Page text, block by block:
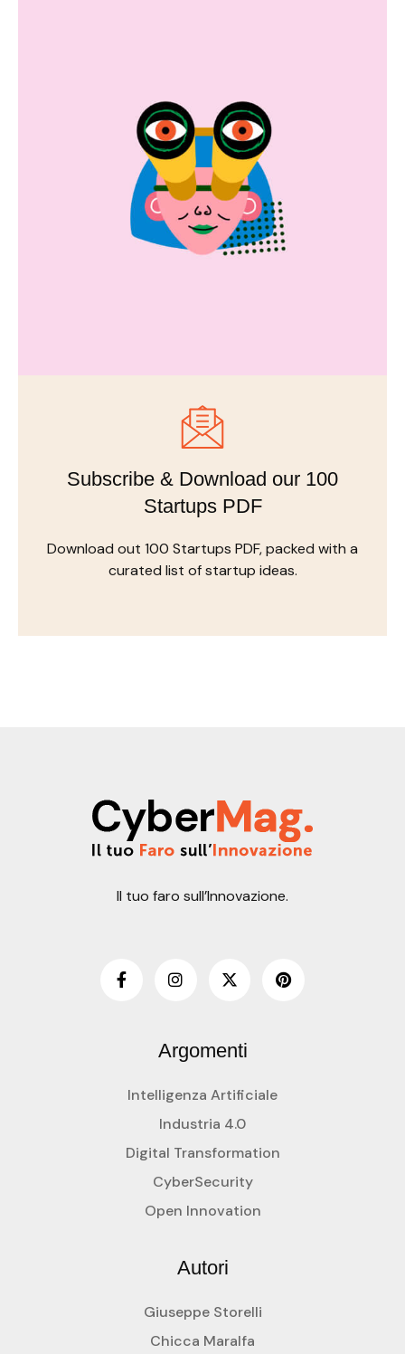
Subscribe & Download our 100
Startups PDF
Download out 100 Startups PDF, packed with a
curated list of startup ideas.
Il tuo faro sull’Innovazione.
Argomenti
Intelligenza Artificiale
Industria 4.0
Digital Transformation
CyberSecurity
Open Innovation
Autori
Giuseppe Storelli
Chicca Maralfa